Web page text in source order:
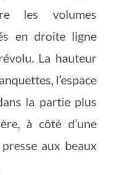
les volumes
en droite ligne
La hauteur
l’espace
la partie plus
à côté d’une
aux beaux